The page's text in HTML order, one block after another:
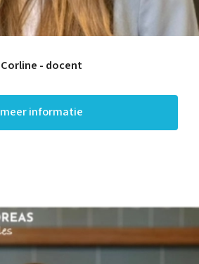
Corline - docent
meer informatie